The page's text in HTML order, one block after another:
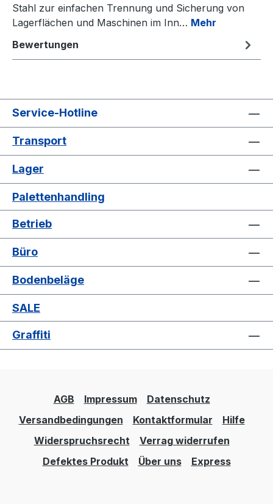
Stahl zur einfachen Trennung und Sicherung von
Lagerflächen und Maschinen im Inn… Mehr
Bewertungen
Service-Hotline
Transport
Lager
Palettenhandling
Betrieb
Büro
Bodenbeläge
SALE
Graffiti
AGB Impressum
Datenschutz
Versandbedingungen
Kontaktformular
Hilfe
Widerspruchsrecht
Verrag widerrufen
Defektes Produkt
Über uns Express